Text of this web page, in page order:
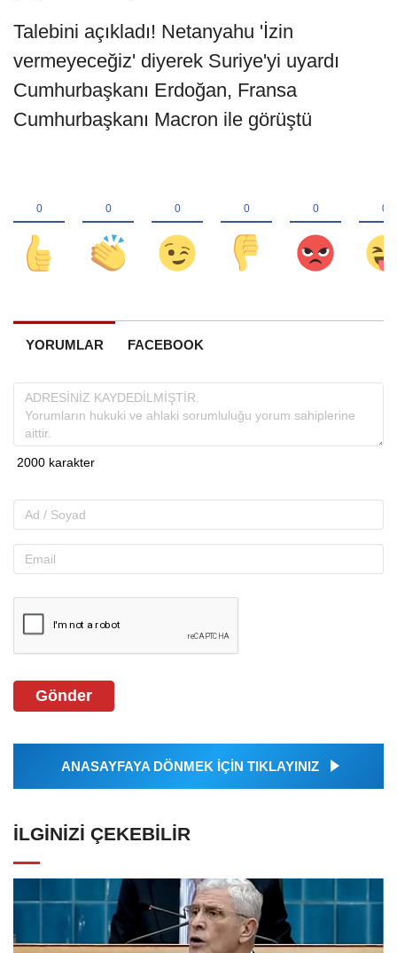
Talebini açıkladı! Netanyahu 'İzin
vermeyeceğiz' diyerek Suriye'yi uyardı
Cumhurbaşkanı Erdoğan, Fransa
Cumhurbaşkanı Macron ile görüştü
YORUMLAR FACEBOOK
Gönder
ANASAYFAYA DÖNMEK İÇİN TIKLAYINIZ
İLGINIZI ÇEKEBILIR